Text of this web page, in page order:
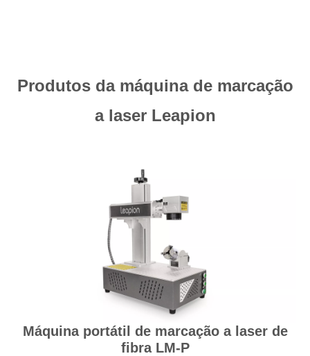
Produtos da máquina de marcação
a laser Leapion
Máquina portátil de marcação a laser de
fibra LM-P